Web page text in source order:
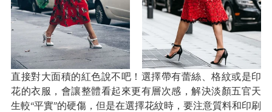
直接對大面積的紅色說不吧！選擇帶有蕾絲、格紋或是印
花的衣服，會讓整體看起來更有層次感，解決淡顏五官天
生較“平實”的硬傷，但是在選擇花紋時，要注意質料和印刷